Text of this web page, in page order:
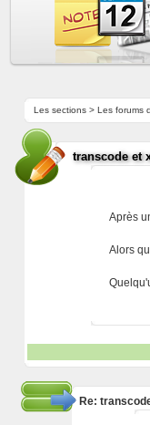
Les sections> Les forums
transcode et
Après
Alors
Re: